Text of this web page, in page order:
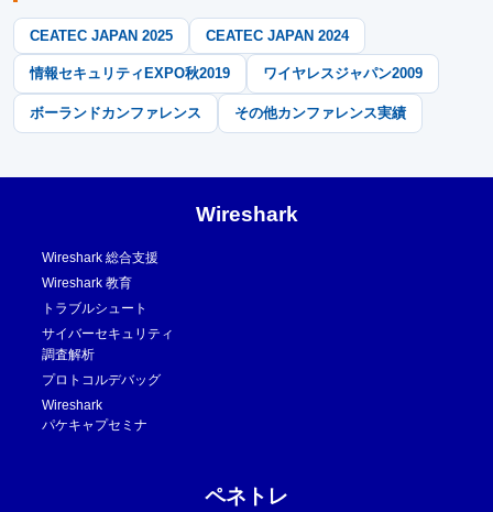
CEATEC JAPAN 2025 CEATEC JAPAN 2024
情報セキュリティEXPO秋2019 ワイヤレスジャパン2009
ボーランドカンファレンス その他カンファレンス実績
Wireshark
Wireshark 総合支援
Wireshark 教育
トラブルシュート
サイバーセキュリティ
調査解析
プロトコルデバッグ
Wireshark
パケキャプセミナ
ペネトレ